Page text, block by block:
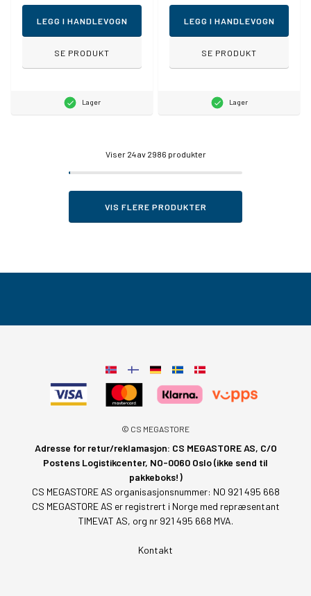
LEGG I HANDLEVOGN
SE PRODUKT
Lager
LEGG I HANDLEVOGN
SE PRODUKT
Lager
Viser 24av 2986 produkter
VIS FLERE PRODUKTER
© CS MEGASTORE
Adresse for retur/reklamasjon: CS MEGASTORE AS, C/O
Postens Logistikcenter, NO-0060 Oslo (ikke send til
pakkeboks!)
CS MEGASTORE AS organisasjonsnummer: NO 921 495 668
CS MEGASTORE AS er registrert i Norge med repræsentant
TIMEVAT AS, org nr 921 495 668 MVA.
Kontakt